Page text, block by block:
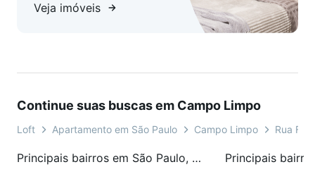
Veja imóveis
Continue suas buscas em Campo Limpo
Loft Apartamento em São Paulo Campo Limpo Rua
Principais bairros em São Paulo, SP